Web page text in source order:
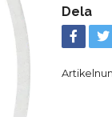
Dela